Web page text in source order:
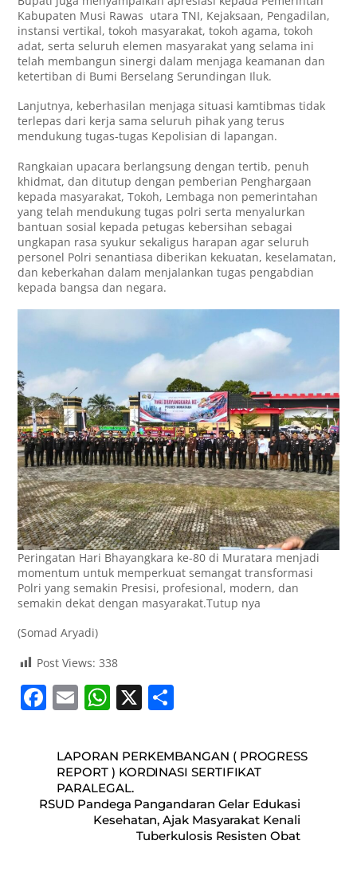
Kabupaten Musi Rawas utara TNI, Kejaksaan, Pengadilan,
instansi vertikal, tokoh masyarakat, tokoh agama, tokoh
adat, serta seluruh elemen masyarakat yang selama ini
telah membangun sinergi dalam menjaga keamanan dan
ketertiban di Bumi Berselang Serundingan Iluk.
Lanjutnya, keberhasilan menjaga situasi kamtibmas tidak
terlepas dari kerja sama seluruh pihak yang terus
mendukung tugas-tugas Kepolisian di lapangan.
Rangkaian upacara berlangsung dengan tertib, penuh
khidmat, dan ditutup dengan pemberian Penghargaan
kepada masyarakat, Tokoh, Lembaga non pemerintahan
yang telah mendukung tugas polri serta menyalurkan
bantuan sosial kepada petugas kebersihan sebagai
ungkapan rasa syukur sekaligus harapan agar seluruh
personel Polri senantiasa diberikan kekuatan, keselamatan,
dan keberkahan dalam menjalankan tugas pengabdian
kepada bangsa dan negara.
Peringatan Hari Bhayangkara ke-80 di Muratara menjadi
momentum untuk memperkuat semangat transformasi
Polri yang semakin Presisi, profesional, modern, dan
semakin dekat dengan masyarakat.Tutup nya
(Somad Aryadi)
Post Views: 338
F
c
e
b
E
ai
l
W
at
s
A
p
X
ar
e
LAPORAN PERKEMBANGAN ( PROGRESS
REPORT ) KORDINASI SERTIFIKAT
PARALEGAL.
RSUD Pandega Pangandaran Gelar Edukasi
Kesehatan, Ajak Masyarakat Kenali
Tuberkulosis Resisten Obat